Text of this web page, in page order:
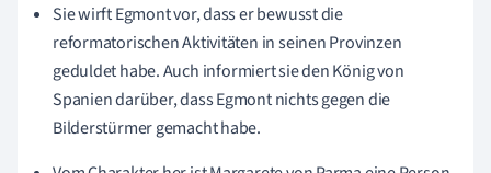
Sie wirft Egmont vor, dass er bewusst die
reformatorischen Aktivitäten in seinen Provinzen
geduldet habe.Auch informiert sie den König von
Spanien darüber, dass Egmont nichts gegen die
Bilderstürmer gemacht habe.